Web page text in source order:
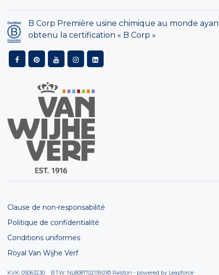
B Corp Première usine chimique au monde
obtenu la certification « B Corp »
Clause de non-responsabilité
Politique de confidentialité
Conditions uniformes
Royal Van Wijhe Verf
KVK: 05063230 BTW: NL808170211B01© Ralston - powered by Leapforce